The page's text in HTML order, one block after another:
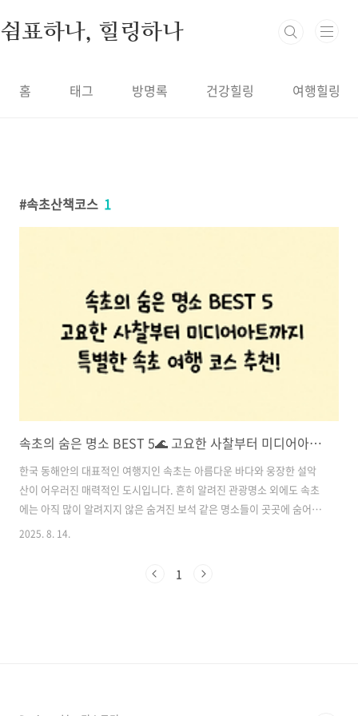
쉼표하나, 힐링하나
홈 태그 방명록 건강힐링 여행힐링
속초산책코스 1
속초의 숨은 명소 BEST 5🌊 고요한 사찰부터 미디어아트까지 특별한 속초 여행 코스 추천!
한국 동해안의 대표적인 여행지인 속초는 아름다운 바다와 웅장한 설악
산이 어우러진 매력적인 도시입니다. 흔히 알려진 관광명소 외에도 속초
에는 아직 많이 알려지지 않은 숨겨진 보석 같은 명소들이 곳곳에 숨어
있습니다.이번 글에서는 현지인만 아는 듯한 속초의 숨은 명소 5곳을 소
장, 미식가들을 위한 로컬 맛집, 그리고 밤을 수놓는 미디어아트까지! 이
2025. 8. 14.
1